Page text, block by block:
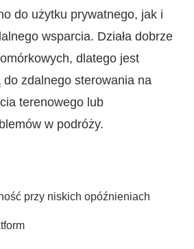
do użytku prywatnego, jak i
wsparcia. Działa dobrze
dlatego jest
zdalnego sterowania na
terenowego lub
w podróży.
przy niskich opóźnieniach